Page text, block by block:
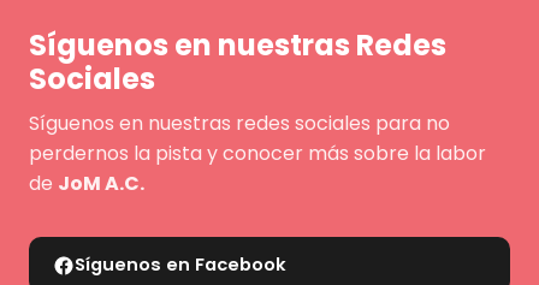
Síguenos en nuestras Redes
Sociales
Síguenos en nuestras redes sociales para no
perdernos la pista y conocer más sobre la labor
de JoM A.C.
Síguenos en Facebook